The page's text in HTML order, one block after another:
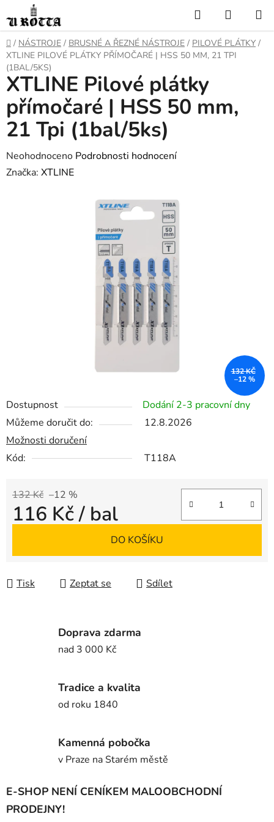
na
obsah
Hledat
KOŠÍK
DOMŮ
/ NÁSTROJE / BRUSNÉ A ŘEZNÉ NÁSTROJE / PILOVÉ PLÁTKY /
XTLINE PILOVÉ PLÁTKY PŘÍMOČARÉ | HSS 50 MM, 21 TPI
(1BAL/5KS)
Dostupnost
Dodání 2-3 pracovní dny
Můžeme doručit do:
12.8.2026
Možnosti doručení
Kód:
T118A
132 Kč –12 %
116 Kč/ bal
DO KOŠÍKU
Tisk Zeptat se Sdílet
XTLINE Pilové plátky
přímočaré | HSS 50 mm,
21 Tpi (1bal/5ks)
Průměrné
hodnocení
Neohodnoceno Podrobnosti hodnocení
Značka: XTLINE
132 KČ
–12 %
Doprava zdarma
nad 3 000 Kč
Tradice a kvalita
od roku 1840
Kamenná pobočka
v Praze na Starém městě
E-SHOP NENÍ CENÍKEM MALOOBCHODNÍ
PRODEJNY!